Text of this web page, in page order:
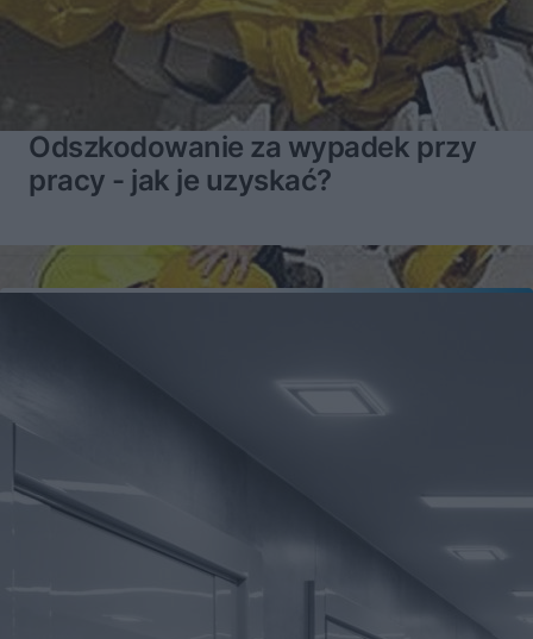
Odszkodowanie za wypadek przy
pracy - jak je uzyskać?